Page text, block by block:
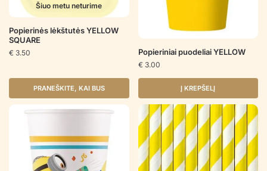
Šiuo metu neturime
Popierinės lėkštutės YELLOW
SQUARE
€ 3.50
PRANEŠKITE, KAI BUS
Popieriniai puodeliai YELLOW
€ 3.00
Į KREPŠELĮ